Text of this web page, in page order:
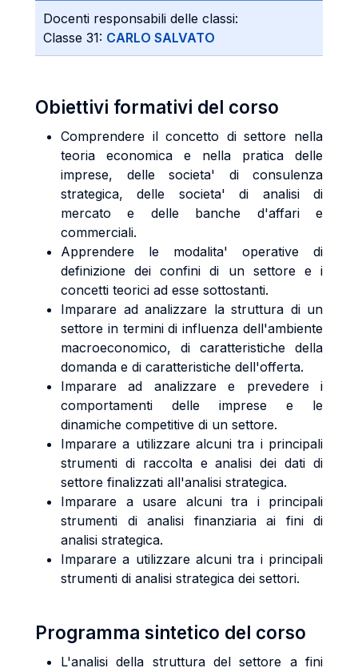
Docenti responsabili delle classi:
Classe 31: CARLO SALVATO
Obiettivi formativi del corso
Comprendere il concetto di settore nella
teoria economica e nella pratica delle
imprese, delle societa' di consulenza
strategica, delle societa' di analisi di
mercato e delle banche d'affari e
commerciali.
Apprendere le modalita' operative di
definizione dei confini di un settore e i
concetti teorici ad esse sottostanti.
Imparare ad analizzare la struttura di un
settore in termini di influenza dell'ambiente
macroeconomico, di caratteristiche della
domanda e di caratteristiche dell'offerta.
Imparare ad analizzare e prevedere i
comportamenti delle imprese e le
dinamiche competitive di un settore.
Imparare a utilizzare alcuni tra i principali
strumenti di raccolta e analisi dei dati di
settore finalizzati all'analisi strategica.
Imparare a usare alcuni tra i principali
strumenti di analisi finanziaria ai fini di
analisi strategica.
Imparare a utilizzare alcuni tra i principali
strumenti di analisi strategica dei settori.
Programma sintetico del corso
L'analisi della struttura del settore a fini